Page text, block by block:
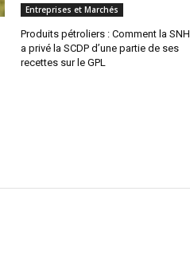
Entreprises et Marchés
Produits pétroliers : Comment la SNH
a privé la SCDP d’une partie de ses
recettes sur le GPL